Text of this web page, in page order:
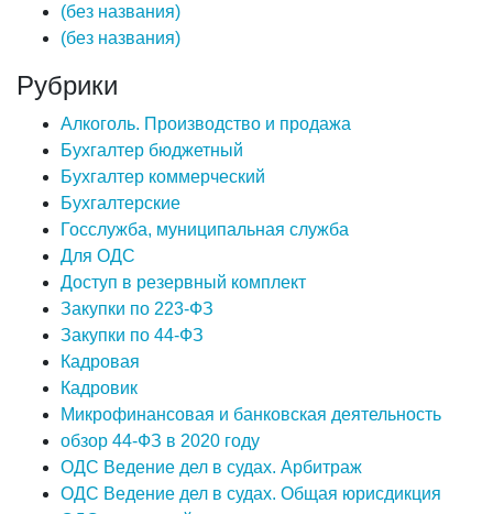
(без названия)
(без названия)
Рубрики
Алкоголь. Производство и продажа
Бухгалтер бюджетный
Бухгалтер коммерческий
Бухгалтерские
Госслужба, муниципальная служба
Для ОДС
Доступ в резервный комплект
Закупки по 223-ФЗ
Закупки по 44-ФЗ
Кадровая
Кадровик
Микрофинансовая и банковская деятельность
обзор 44-ФЗ в 2020 году
ОДС Ведение дел в судах. Арбитраж
ОДС Ведение дел в судах. Общая юрисдикция